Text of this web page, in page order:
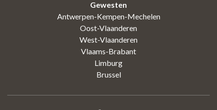
Gewesten
Antwerpen-Kempen-Mechelen
Oost-Vlaanderen
West-Vlaanderen
Vlaams-Brabant
Limburg
Brussel